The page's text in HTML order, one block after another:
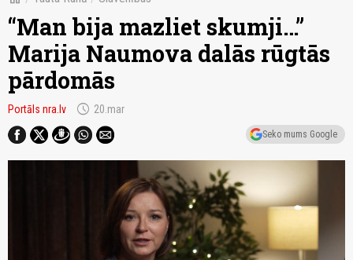
“Man bija mazliet skumji…”
Marija Naumova dalās rūgtās
pārdomās
Portāls nra.lv schedule 20.mar
Seko mums Google